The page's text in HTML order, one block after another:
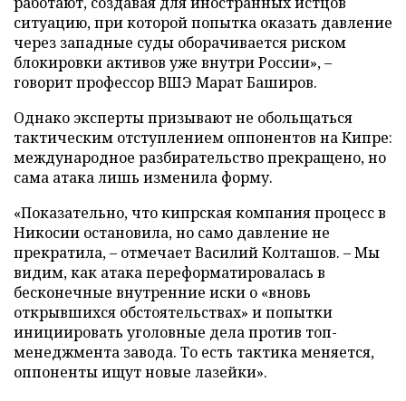
ситуацию, при которой попытка оказать давление
через западные суды оборачивается риском
блокировки активов уже внутри России», –
говорит профессор ВШЭ Марат Баширов.
Однако эксперты призывают не обольщаться
тактическим отступлением оппонентов на Кипре:
международное разбирательство прекращено, но
сама атака лишь изменила форму.
«Показательно, что кипрская компания процесс в
Никосии остановила, но само давление не
прекратила, – отмечает Василий Колташов. – Мы
видим, как атака переформатировалась в
бесконечные внутренние иски о «вновь
открывшихся обстоятельствах» и попытки
инициировать уголовные дела против топ-
менеджмента завода. То есть тактика меняется,
оппоненты ищут новые лазейки».